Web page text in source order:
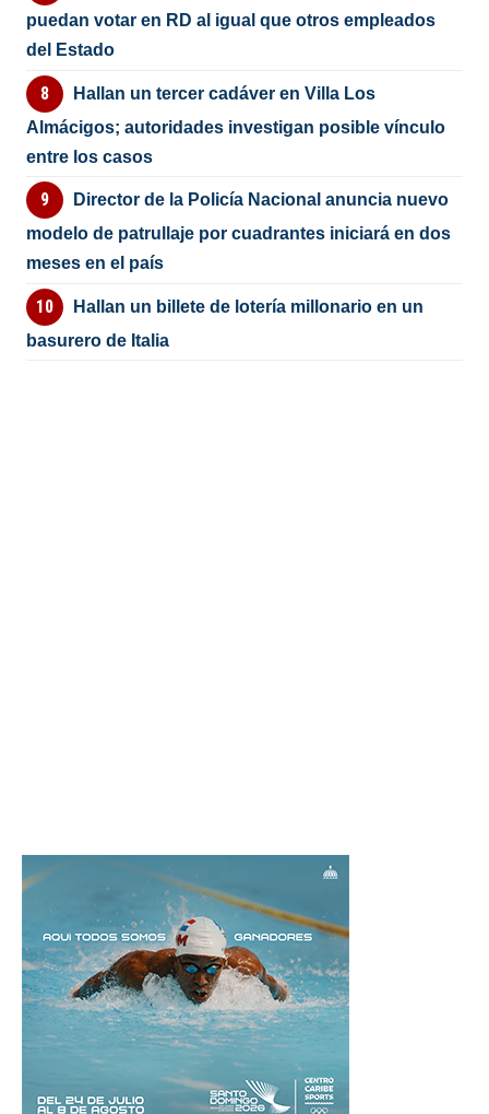
puedan votar en RD al igual que otros empleados
del Estado
Hallan un tercer cadáver en Villa Los
Almácigos; autoridades investigan posible vínculo
entre los casos
Director de la Policía Nacional anuncia nuevo
modelo de patrullaje por cuadrantes iniciará en dos
meses en el país
Hallan un billete de lotería millonario en un
basurero de Italia